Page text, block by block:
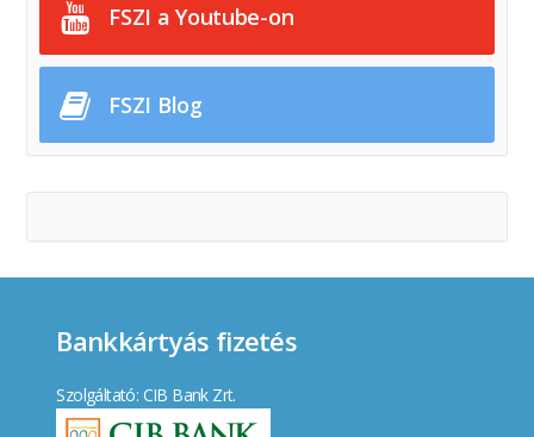
FSZI a Youtube-on
FSZI Blog
Bankkártyás fizetés
Szolgáltató: CIB Bank Zrt.